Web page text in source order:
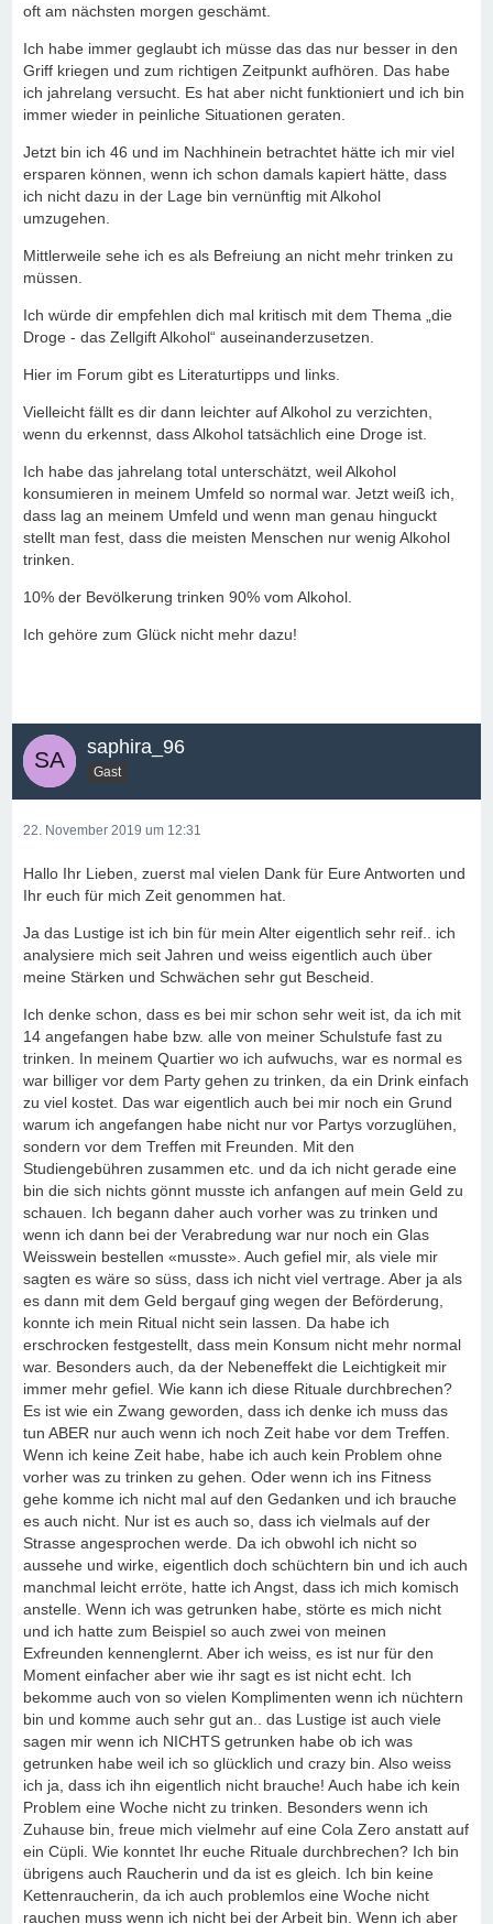
oft am nächsten morgen geschämt.
Ich habe immer geglaubt ich müsse das das nur besser in den
Griff kriegen und zum richtigen Zeitpunkt aufhören. Das habe
ich jahrelang versucht. Es hat aber nicht funktioniert und ich bin
immer wieder in peinliche Situationen geraten.
Jetzt bin ich 46 und im Nachhinein betrachtet hätte ich mir viel
ersparen können, wenn ich schon damals kapiert hätte, dass
ich nicht dazu in der Lage bin vernünftig mit Alkohol
umzugehen.
Mittlerweile sehe ich es als Befreiung an nicht mehr trinken zu
müssen.
Ich würde dir empfehlen dich mal kritisch mit dem Thema „die
Droge - das Zellgift Alkohol“ auseinanderzusetzen.
Hier im Forum gibt es Literaturtipps und links.
Vielleicht fällt es dir dann leichter auf Alkohol zu verzichten,
wenn du erkennst, dass Alkohol tatsächlich eine Droge ist.
Ich habe das jahrelang total unterschätzt, weil Alkohol
konsumieren in meinem Umfeld so normal war. Jetzt weiß ich,
dass lag an meinem Umfeld und wenn man genau hinguckt
stellt man fest, dass die meisten Menschen nur wenig Alkohol
trinken.
10% der Bevölkerung trinken 90% vom Alkohol.
Ich gehöre zum Glück nicht mehr dazu!
saphira_96
Gast
22. November 2019 um 12:31
Hallo Ihr Lieben, zuerst mal vielen Dank für Eure Antworten und
Ihr euch für mich Zeit genommen hat.
Ja das Lustige ist ich bin für mein Alter eigentlich sehr reif.. ich
analysiere mich seit Jahren und weiss eigentlich auch über
meine Stärken und Schwächen sehr gut Bescheid.
Ich denke schon, dass es bei mir schon sehr weit ist, da ich mit
14 angefangen habe bzw. alle von meiner Schulstufe fast zu
trinken. In meinem Quartier wo ich aufwuchs, war es normal es
war billiger vor dem Party gehen zu trinken, da ein Drink einfach
zu viel kostet. Das war eigentlich auch bei mir noch ein Grund
warum ich angefangen habe nicht nur vor Partys vorzuglühen,
sondern vor dem Treffen mit Freunden. Mit den
Studiengebühren zusammen etc. und da ich nicht gerade eine
bin die sich nichts gönnt musste ich anfangen auf mein Geld zu
schauen. Ich begann daher auch vorher was zu trinken und
wenn ich dann bei der Verabredung war nur noch ein Glas
Weisswein bestellen «musste». Auch gefiel mir, als viele mir
sagten es wäre so süss, dass ich nicht viel vertrage. Aber ja als
es dann mit dem Geld bergauf ging wegen der Beförderung,
konnte ich mein Ritual nicht sein lassen. Da habe ich
erschrocken festgestellt, dass mein Konsum nicht mehr normal
war. Besonders auch, da der Nebeneffekt die Leichtigkeit mir
immer mehr gefiel. Wie kann ich diese Rituale durchbrechen?
Es ist wie ein Zwang geworden, dass ich denke ich muss das
tun ABER nur auch wenn ich noch Zeit habe vor dem Treffen.
Wenn ich keine Zeit habe, habe ich auch kein Problem ohne
vorher was zu trinken zu gehen. Oder wenn ich ins Fitness
gehe komme ich nicht mal auf den Gedanken und ich brauche
es auch nicht. Nur ist es auch so, dass ich vielmals auf der
Strasse angesprochen werde. Da ich obwohl ich nicht so
aussehe und wirke, eigentlich doch schüchtern bin und ich auch
manchmal leicht erröte, hatte ich Angst, dass ich mich komisch
anstelle. Wenn ich was getrunken habe, störte es mich nicht
und ich hatte zum Beispiel so auch zwei von meinen
Exfreunden kennenglernt. Aber ich weiss, es ist nur für den
Moment einfacher aber wie ihr sagt es ist nicht echt. Ich
bekomme auch von so vielen Komplimenten wenn ich nüchtern
bin und komme auch sehr gut an.. das Lustige ist auch viele
sagen mir wenn ich NICHTS getrunken habe ob ich was
getrunken habe weil ich so glücklich und crazy bin. Also weiss
ich ja, dass ich ihn eigentlich nicht brauche! Auch habe ich kein
Problem eine Woche nicht zu trinken. Besonders wenn ich
Zuhause bin, freue mich vielmehr auf eine Cola Zero anstatt auf
ein Cüpli. Wie konntet Ihr euche Rituale durchbrechen? Ich bin
übrigens auch Raucherin und da ist es gleich. Ich bin keine
Kettenraucherin, da ich auch problemlos eine Woche nicht
rauchen muss wenn ich nicht bei der Arbeit bin. Wenn ich aber